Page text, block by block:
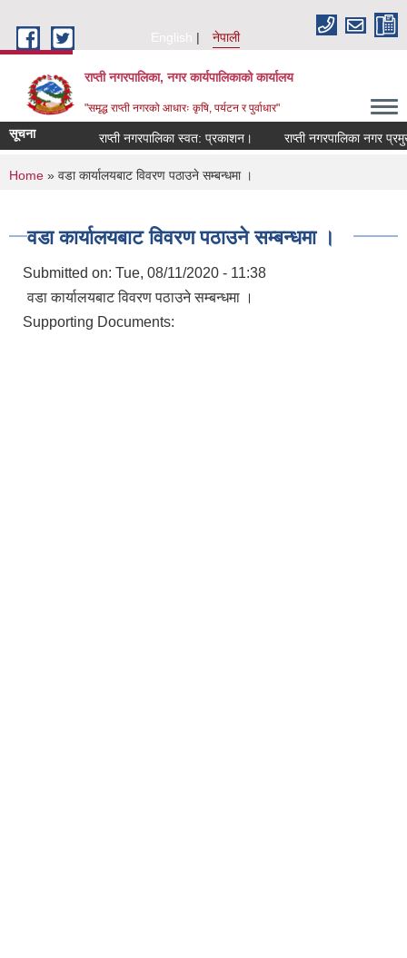
English
नेपाली
राप्ती नगरपालिका, नगर कार्यपालिकाको कार्यालय
"समृद्ध राप्ती नगरको आधारः कृषि, पर्यटन र पुर्वाधार"
सूचना राप्ती नगरपालिका स्वत: प्रकाशन। राप्ती नगरपालिका नगर
You are here
Home » वडा कार्यालयबाट विवरण पठाउने सम्बन्धमा ।
वडा कार्यालयबाट विवरण पठाउने सम्बन्धमा ।
Submitted on: Tue, 08/11/2020 - 11:38
वडा कार्यालयबाट विवरण पठाउने सम्बन्धमा ।
Supporting Documents: